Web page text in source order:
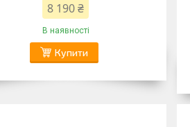
8 190 ₴
В наявності
Купити